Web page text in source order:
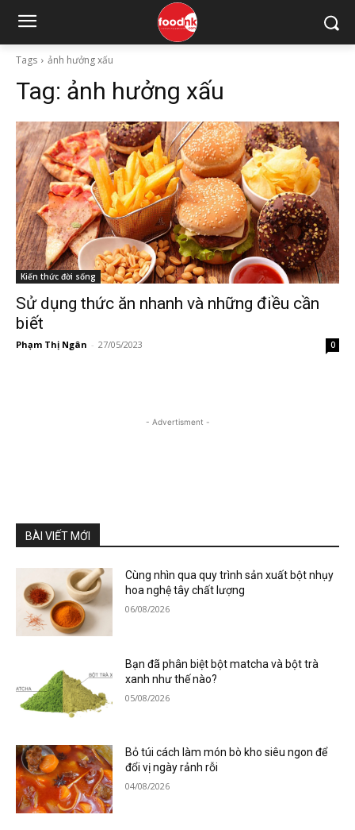
Tags ảnh hưởng xấu
Tag: ảnh hưởng xấu
Kiến thức đời sống
Sử dụng thức ăn nhanh và những điều cần
biết
Phạm Thị Ngân - 27/05/2023 0
- Advertisment -
BÀI VIẾT MỚI
Cùng nhìn qua quy trình sản xuất bột nhụy
hoa nghệ tây chất lượng
06/08/2026
Bạn đã phân biệt bột matcha và bột trà
xanh như thế nào?
05/08/2026
Bỏ túi cách làm món bò kho siêu ngon để
đổi vị ngày rảnh rỗi
04/08/2026